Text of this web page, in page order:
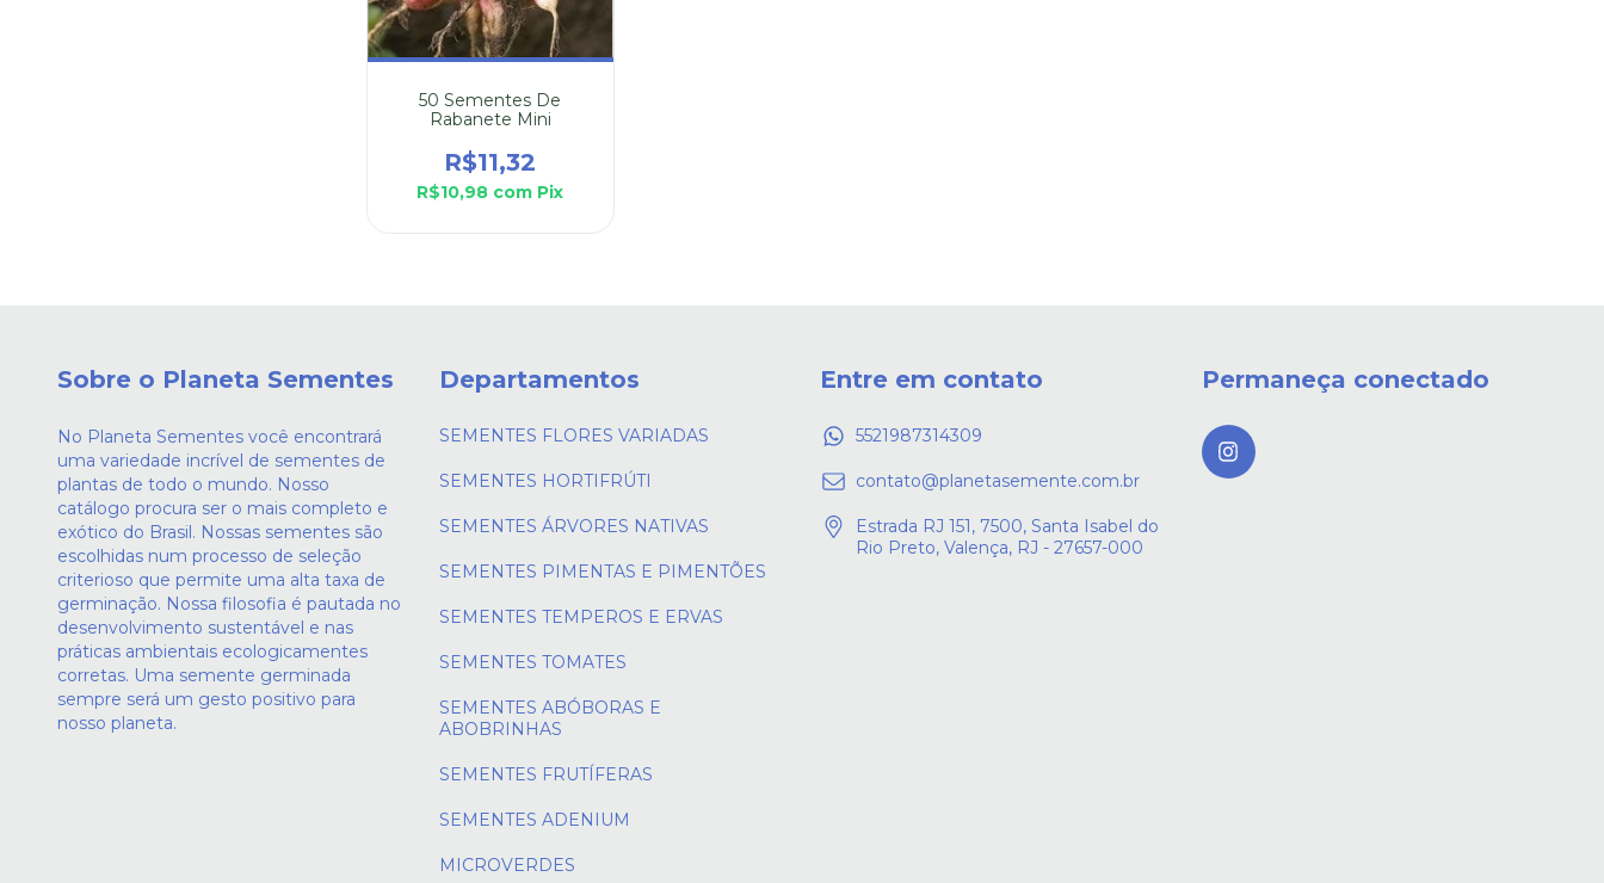
50 Sementes De
Rabanete Mini
R$11,32
R$10,98 com Pix
Sobre o Planeta Sementes
No Planeta Sementes você encontrará
uma variedade incrível de sementes de
plantas de todo o mundo. Nosso
catálogo procura ser o mais completo e
exótico do Brasil. Nossas sementes são
escolhidas num processo de seleção
criterioso que permite uma alta taxa de
germinação. Nossa filosofia é pautada no
desenvolvimento sustentável e nas
práticas ambientais ecologicamentes
corretas. Uma semente germinada
sempre será um gesto positivo para
nosso planeta.
Departamentos
SEMENTES FLORES VARIADAS
SEMENTES HORTIFRÚTI
SEMENTES ÁRVORES NATIVAS
SEMENTES PIMENTAS E PIMENTÕES
SEMENTES TEMPEROS E ERVAS
SEMENTES TOMATES
SEMENTES ABÓBORAS E
ABOBRINHAS
SEMENTES FRUTÍFERAS
SEMENTES ADENIUM
MICROVERDES
Entre em contato
5521987314309
contato@planetasemente.com.br
Estrada RJ 151, 7500, Santa Isabel do
Rio Preto, Valença, RJ - 27657-000
Permaneça conectado